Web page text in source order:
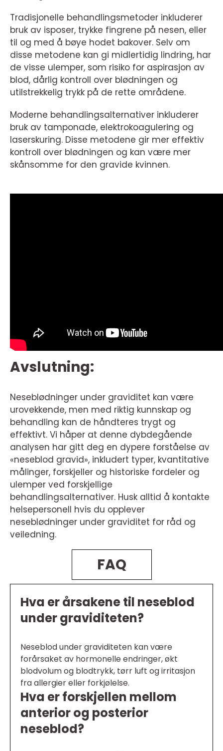
Tradisjonelle behandlingsmetoder inkluderer
bruk av isposer, trykke fingrene på nesen, eller
til og med å bøye hodet bakover. Selv om
disse metodene kan gi midlertidig lindring, har
de visse ulemper, som risiko for aspirasjon av
blod, dårlig kontroll over blødningen og
utilstrekkelig trykk på de rette områdene.
Moderne behandlingsalternativer inkluderer
bruk av tamponade, elektrokoagulering og
laserskuring. Disse metodene gir mer effektiv
kontroll over blødningen og kan være mer
skånsomme for den gravide kvinnen.
Avslutning:
Neseblødninger under graviditet kan være
urovekkende, men med riktig kunnskap og
behandling kan de håndteres trygt og
effektivt. Vi håper at denne dybdegående
analysen har gitt deg en dypere forståelse av
«neseblod gravid», inkludert typer, kvantitative
målinger, forskjeller og historiske fordeler og
ulemper ved forskjellige
behandlingsalternativer. Husk alltid å kontakte
helsepersonell hvis du opplever
neseblødninger under graviditet for råd og
veiledning.
FAQ
Hva er årsakene til neseblod
under graviditeten?
Neseblod under graviditeten kan være
forårsaket av hormonelle endringer, økt
blodvolum og blodtrykk, tørr luft og irritasjon
fra allergier eller forkjølelse.
Hva er forskjellen mellom
anterior og posterior
neseblod?